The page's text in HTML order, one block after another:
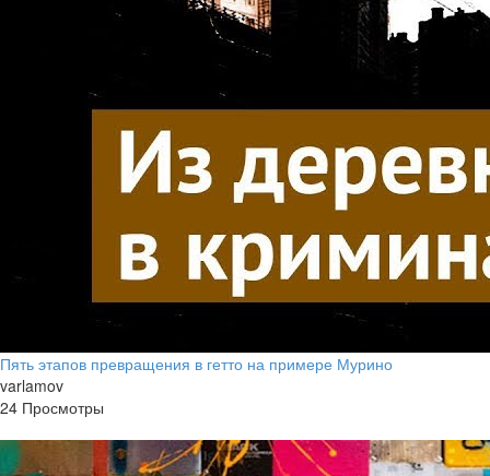
Пять этапов превращения в гетто на примере Мурино
varlamov
24 Просмотры